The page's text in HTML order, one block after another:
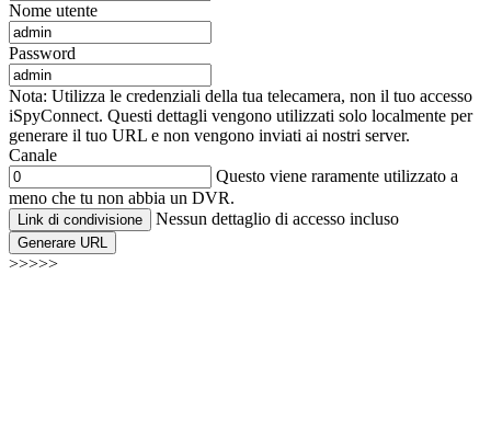
Nome utente
Password
Nota: Utilizza le credenziali della tua telecamera, non il tuo accesso
iSpyConnect. Questi dettagli vengono utilizzati solo localmente per
generare il tuo URL e non vengono inviati ai nostri server.
Canale
Questo viene raramente utilizzato a
meno che tu non abbia un DVR.
Link di condivisione Nessun dettaglio di accesso incluso
Generare URL
>>>>>